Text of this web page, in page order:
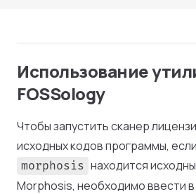
Использование
FOSSology
Чтобы запустить сканер
исходных кодов программы,
morphosis находится
Morphosis, необходимо ввести